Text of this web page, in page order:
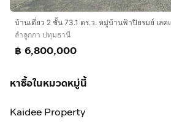
ลำลูกกา ปทุมธานี
฿ 6,800,000
หาซื้อในหมวดหมู่นี้
Kaidee Property